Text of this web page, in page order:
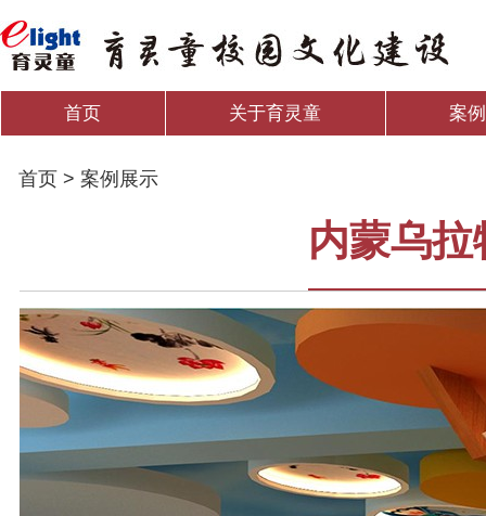
首页 关于育灵童 案
首页 > 案例展示
内蒙乌